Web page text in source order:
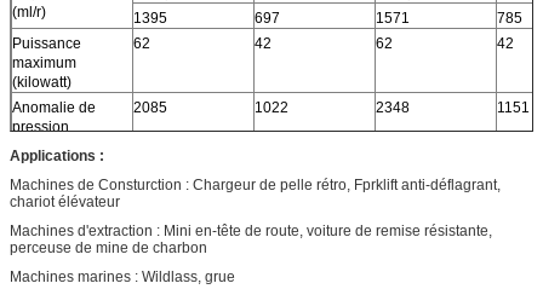
(ml/r)
1395
697 1571
785
Puissance
maximum
(kilowatt)
62 42 62 42
Anomalie de
pression
couple 10MPa (N.
m)
2085 1022 2348 1151
m)
(MPA)
Applications :
Machines de Consturction : Chargeur de pelle rétro, Fprklift anti-déflagrant,
chariot élévateur
Machines d'extraction : Mini en-tête de route, voiture de remise résistante,
perceuse de mine de charbon
Machines marines : Wildlass, grue